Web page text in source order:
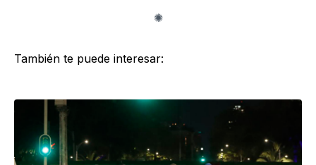
También te puede interesar: